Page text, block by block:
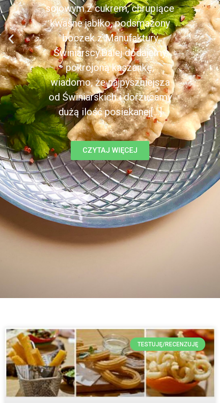
sojowym z cukrem, chrupiące
kwaśne jabłko, podsmażony
boczek z Manufaktury
Świniarscy.Dalej dodajemy
pokrojoną kaszankę,
wiadomo, że najpyszniejsza
od Świniarskich i dorzucamy
dużą ilość posiekanej[...]
CZYTAJ WIĘCEJ
TESTUJĘ/RECENZUJĘ